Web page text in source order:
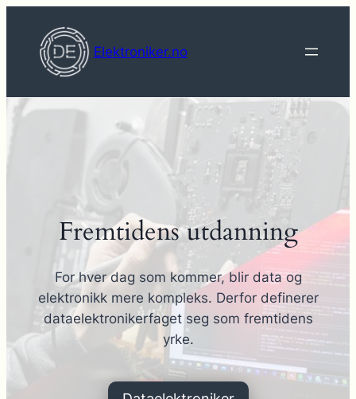
innhold
Elektroniker.no
Fremtidens utdanning
For hver dag som kommer, blir data og
elektronikk mere kompleks. Derfor definerer
dataelektronikerfaget seg som fremtidens
yrke.